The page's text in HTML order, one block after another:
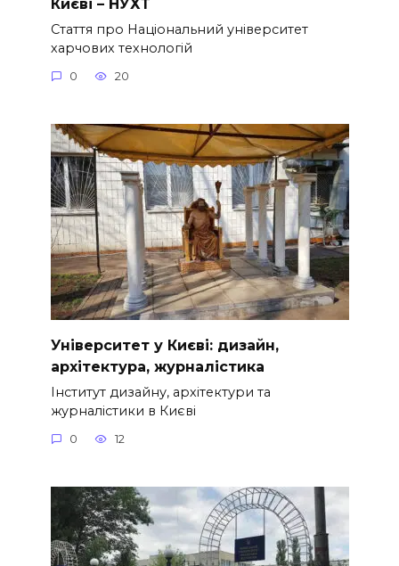
Києві – НУХТ
Стаття про Національний університет
харчових технологій
0 20
Університет у Києві: дизайн,
архітектура, журналістика
Інститут дизайну, архітектури та
журналістики в Києві
0 12